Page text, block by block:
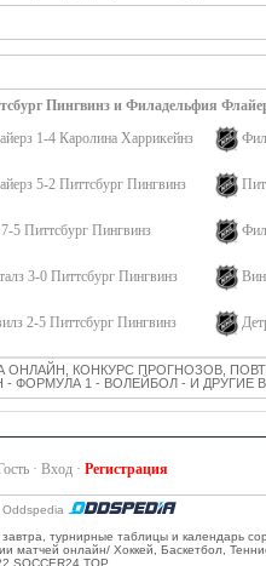
Пингвинз и Филадельфия
1-4 Каролина Харрикейнз
5-2 Питтсбург Пингвинз
5 Питтсбург Пингвинз
3-0 Питтсбург Пингвинз
2-5 Питтсбург Пингвинз
КОНКУРС ПРОГНОЗОВ,
- ФОРМУЛА 1 - ВОЛЕЙБОЛ - И ДРУГИЕ
· Вход · Регистрация
Oddspedia
турнирные таблицы и календарь
матчей онлайн/ Хоккей, Баскетбол,
SOCCER24.TOP